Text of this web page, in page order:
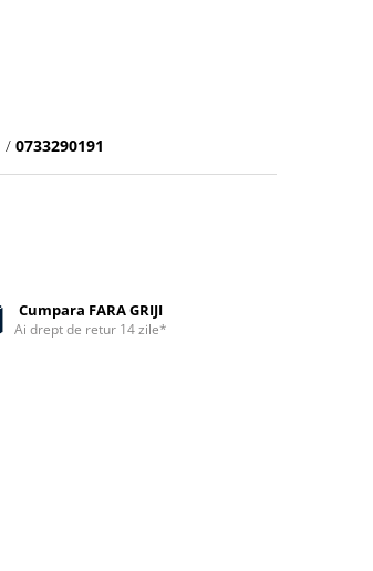
/ 0733290191
Cumpara FARA GRIJI
Ai drept de retur 14 zile*